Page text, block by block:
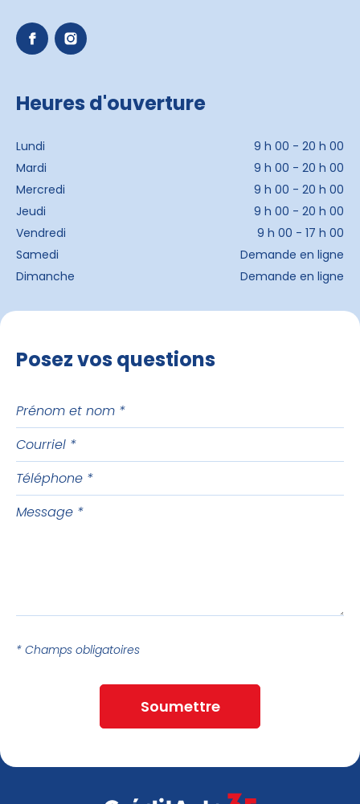
Heures d'ouverture
Lundi
9 h 00 - 20 h 00
Mardi
9 h 00 - 20 h 00
Mercredi
9 h 00 - 20 h 00
Jeudi
9 h 00 - 20 h 00
Vendredi
9 h 00 - 17 h 00
Samedi
Demande en ligne
Dimanche
Demande en ligne
Posez vos questions
Prénom
nom
Courriel
Téléphone
Message
* Champs obligatoires
Soumettre